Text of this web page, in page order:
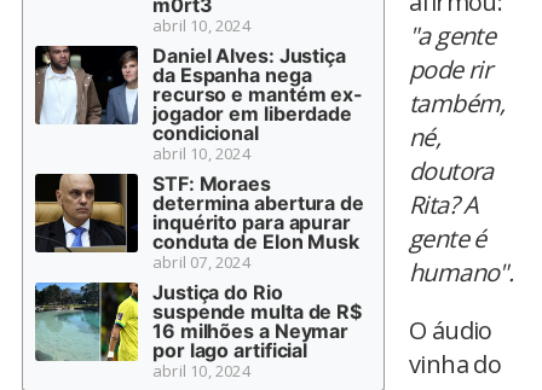
m0rt3
abril 10, 2024
Daniel Alves: Justiça
da Espanha nega
recurso e mantém ex-
jogador em liberdade
condicional
abril 10, 2024
STF: Moraes
determina abertura de
inquérito para apurar
conduta de Elon Musk
abril 07, 2024
Justiça do Rio
suspende multa de R$
16 milhões a Neymar
por lago artificial
abril 10, 2024
"a gente
pode rir
também,
né,
doutora
Rita? A
gente é
humano".
O áudio
vinha do